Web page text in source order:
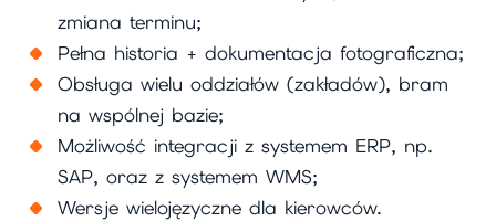
zmiana terminu;
Pełna historia + dokumentacja fotograficzna;
Obsługa wielu oddziałów (zakładów), bram
na wspólnej bazie;
Możliwość integracji z systemem ERP, np.
SAP, oraz z systemem WMS;
Wersje wielojęzyczne dla kierowców.